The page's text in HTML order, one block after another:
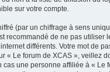
sur votre compte.
(par un chiffrage à sens
recommandé de ne pas utiliser
différents. Votre mot de
« Le forum de XCAS », veillez
cas une personne affiliée à « Le